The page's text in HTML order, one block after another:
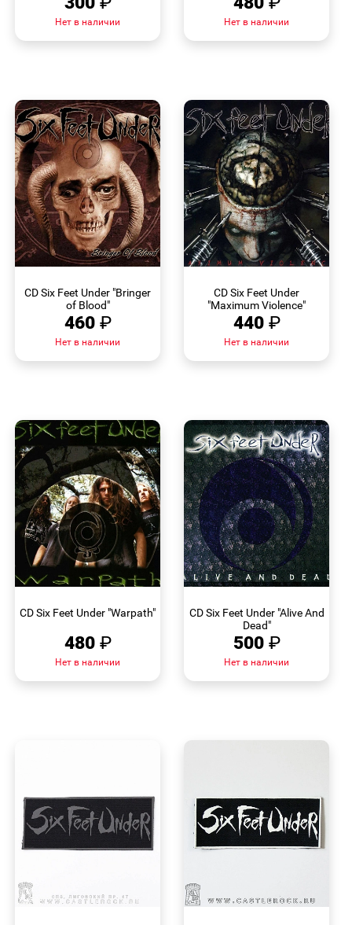
Нет в наличии Нет в наличии
CD Six Feet Under "Bringer
of Blood"
460 ₽
Нет в наличии
CD Six Feet Under
"Maximum Violence"
440 ₽
Нет в наличии
CD Six Feet Under "Warpath"
480 ₽
Нет в наличии
CD Six Feet Under "Alive And
Dead"
500 ₽
Нет в наличии